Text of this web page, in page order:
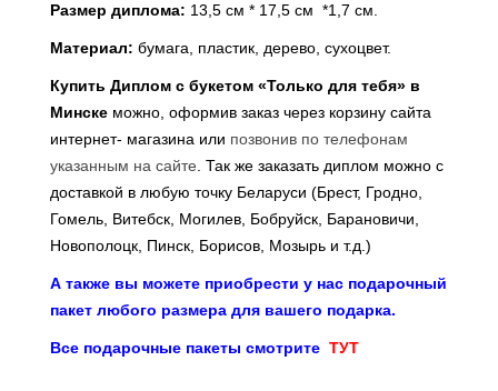
Размер диплома: 13,5 см * 17,5 см *1,7 см.
Материал: бумага, пластик, дерево, сухоцвет.
Купить Диплом с букетом «Только для тебя» в
Минске можно, оформив заказ через корзину сайта
интернет- магазина или позвонив по телефонам
указанным на сайте. Так же заказать диплом можно с
доставкой в любую точку Беларуси (Брест, Гродно,
Гомель, Витебск, Могилев, Бобруйск, Барановичи,
Новополоцк, Пинск, Борисов, Мозырь и т.д.)
А также вы можете приобрести у нас подарочный
пакет любого размера для вашего подарка.
Все подарочные пакеты смотрите ТУТ